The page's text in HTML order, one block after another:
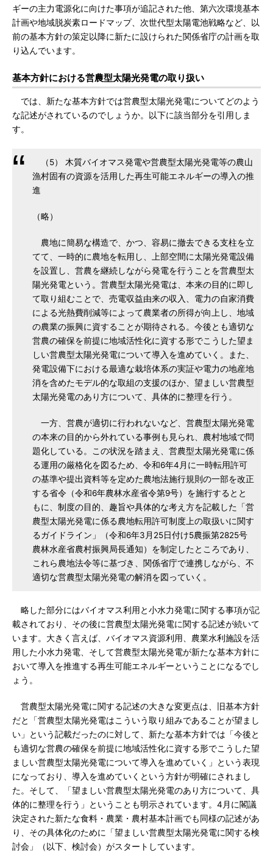
ギーの主力電源化に向けた事項が追記された他、第六次環境基本
計画や地域脱炭素ロードマップ、次世代型太陽電池戦略など、以
前の基本方針の策定以降に新たに設けられた関係省庁の計画を取
り込んでいます。
基本方針における営農型太陽光発電の取り扱い
では、新たな基本方針では営農型太陽光発電についてどのよう
な記述がされているのでしょうか。以下に該当部分を引用しま
す。
（5） 木質バイオマス発電や営農型太陽光発電等の農山
漁村固有の資源を活用した再生可能エネルギーの導入の推
進
（略）
農地に簡易な構造で、かつ、容易に撤去できる支柱を立
てて、一時的に農地を転用し、上部空間に太陽光発電設備
を設置し、営農を継続しながら発電を行うことを営農型太
陽光発電という。営農型太陽光発電は、本来の目的に即し
て取り組むことで、売電収益由来の収入、電力の自家消費
による光熱費削減等によって農業者の所得が向上し、地域
の農業の振興に資することが期待される。今後とも適切な
営農の確保を前提に地域活性化に資する形でこうした望ま
しい営農型太陽光発電について導入を進めていく。また、
発電設備下における最適な栽培体系の実証や電力の地産地
消を含めたモデル的な取組の支援のほか、望ましい営農型
太陽光発電のあり方について、具体的に整理を行う。
一方、営農が適切に行われないなど、営農型太陽光発電
の本来の目的から外れている事例も見られ、農村地域で問
題化している。この状況を踏まえ、営農型太陽光発電に係
る運用の厳格化を図るため、令和6年4月に一時転用許可
の基準や提出資料等を定めた農地法施行規則の一部を改正
する省令（令和6年農林水産省令第9号）を施行するとと
もに、制度の目的、趣旨や具体的な考え方を記載した「営
農型太陽光発電に係る農地転用許可制度上の取扱いに関す
るガイドライン」（令和6年3月25日付け5農振第2825号
農林水産省農村振興局長通知）を制定したところであり、
これら農地法令等に基づき、関係省庁で連携しながら、不
適切な営農型太陽光発電の解消を図っていく。
略した部分にはバイオマス利用と小水力発電に関する事項が記
載されており、その後に営農型太陽光発電に関する記述が続いて
います。大きく言えば、バイオマス資源利用、農業水利施設を活
用した小水力発電、そして営農型太陽光発電が新たな基本方針に
おいて導入を推進する再生可能エネルギーということになるでし
ょう。
営農型太陽光発電に関する記述の大きな変更点は、旧基本方針
だと「営農型太陽光発電はこういう取り組みであることが望まし
い」という記載だったのに対して、新たな基本方針では「今後と
も適切な営農の確保を前提に地域活性化に資する形でこうした望
ましい営農型太陽光発電について導入を進めていく」という表現
になっており、導入を進めていくという方針が明確にされまし
た。そして、「望ましい営農型太陽光発電のあり方について、具
体的に整理を行う」ということも明示されています。4月に閣議
決定された新たな食料・農業・農村基本計画でも同様の記述があ
り、その具体化のために「望ましい営農型太陽光発電に関する検
討会」（以下、検討会）がスタートしています。